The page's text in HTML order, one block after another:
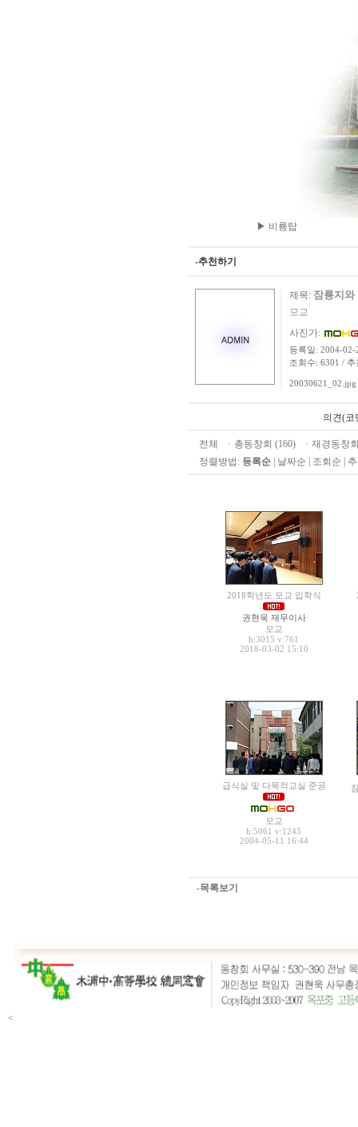
▶ 비룡탑
-추천하기
제목: 잠룡지와
모교
사진가:
등록일: 2004-02-
조회수: 6301 / 추
의견(코
전체 ㆍ 총동창회 (160) ㆍ 재경동창
정렬방법: 등록순| 날짜순 조회순
2018학년도 모교 입학식
권현욱 재무이사
모교
h:3015 v:761
2018-03-02 15:10
급식실 및 다목적교실 준공
모교
h:5061 v:1245
2004-05-11 16:44
-목록보기
<